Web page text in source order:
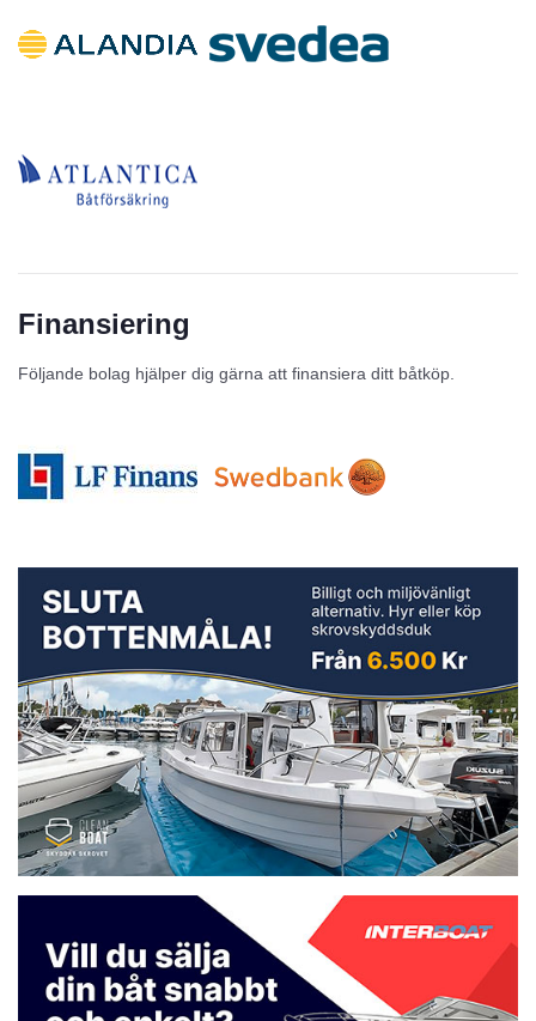
Finansiering
Följande bolag hjälper dig gärna att finansiera ditt båtköp.